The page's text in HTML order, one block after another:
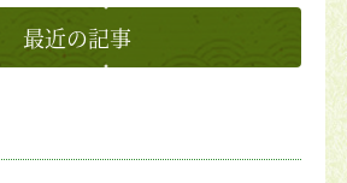
最近の記事